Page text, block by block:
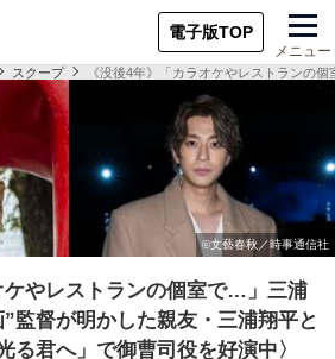
電子版TOP
メニュー
スクープ 《没後4年》「カラオケやレストランの
ケやレストランの個室で…」三浦
監督が明かした親友・三浦翔平と
る君へ」で御曹司役を好演中〉